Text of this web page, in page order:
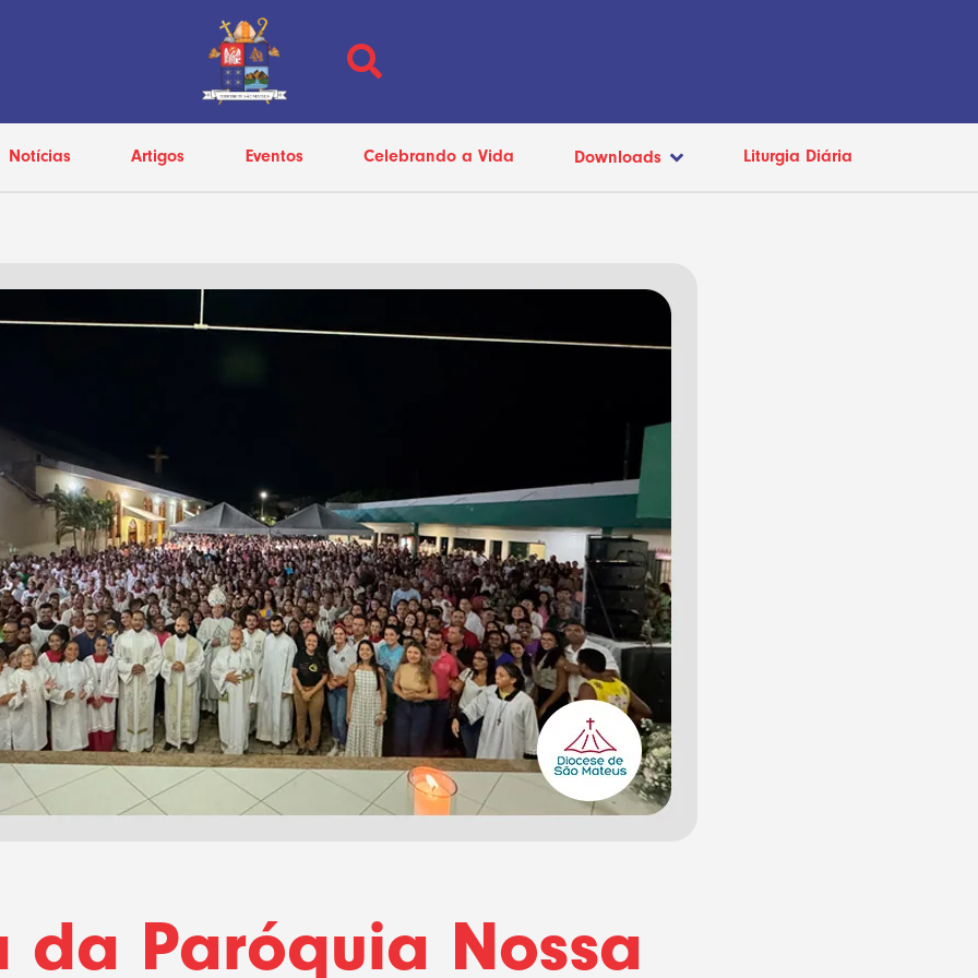
Notícias Artigos Eventos Celebrando a Vida Downloads Liturgia Diária
da Paróquia Nossa